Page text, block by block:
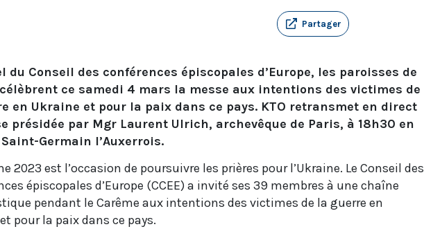
Partager
du Conseil des conférences épiscopales d’Europe, les paroisses de
ce samedi 4 mars la messe aux intentions des victimes de
en Ukraine et pour la paix dans ce pays. KTO retransmet en direct
présidée par Mgr Laurent Ulrich, archevêque de Paris, à 18h30 en
Saint-Germain l’Auxerrois.
2023 est l’occasion de poursuivre les prières pour l’Ukraine. Le Conseil des
épiscopales d’Europe (CCEE) a invité ses 39 membres à une chaîne
pendant le Carême aux intentions des victimes de la guerre en
pour la paix dans ce pays.